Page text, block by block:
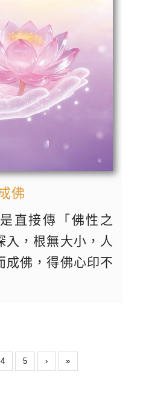
佛
直接傳「佛性之
入，根無大小，人
成佛，得佛心印不
4 5 › »